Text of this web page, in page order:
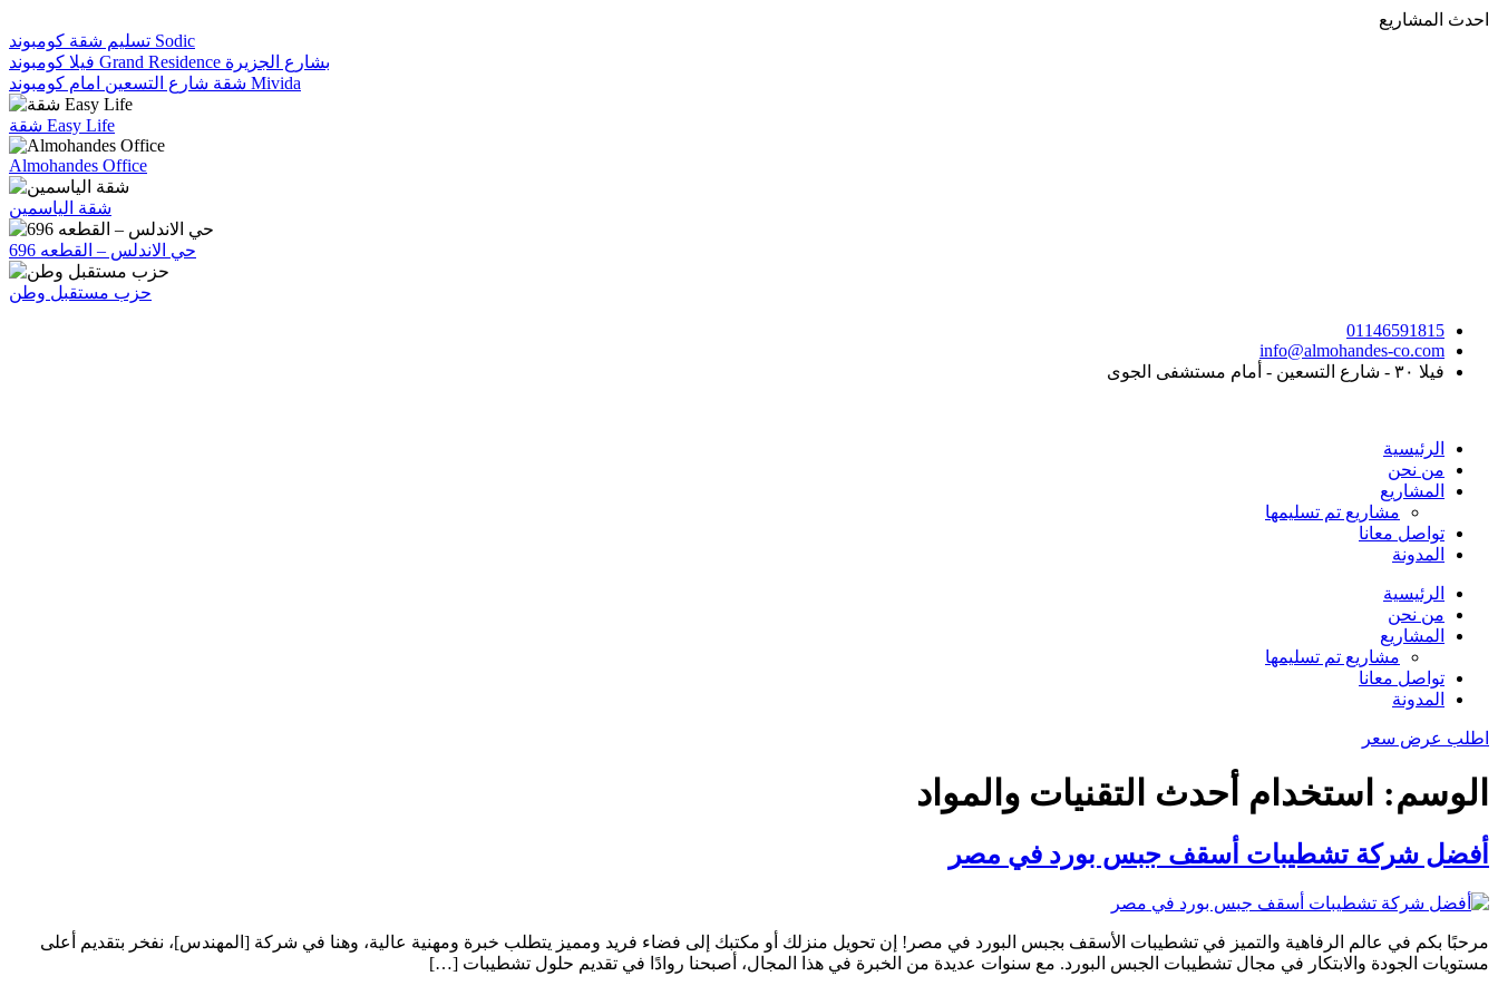
Skip
احدث المشاريع
تسليم شقة كومبوند Sodic
فيلا كومبوند Grand Residence بشارع الجزيرة
شقة شارع التسعين امام كومبوند Mivida
شقة Easy Life
Almohandes Office
شقة الياسمين
حي الاندلس – القطعه 696
حزب مستقبل وطن
01146591815
info@almohandes-co.com
فيلا ٣٠ - شارع التسعين - أمام مستشفى الجوى
الرئيسية
من نحن
المشاريع
مشاريع تم تسليمها
تواصل معانا
المدونة
الرئيسية
من نحن
المشاريع
مشاريع تم تسليمها
تواصل معانا
المدونة
اطلب عرض سعر
الوسم: استخدام أحدث التقنيات والمواد
أفضل شركة تشطيبات أسقف جبس بورد في مصر
مرحبًا بكم في عالم الرفاهية والتميز في تشطيبات الأسقف بجبس البورد في مصر! إن تحويل منزلك أو مكتبك إلى فضاء فريد ومميز يتطلب خبرة ومهنية عالية، وهنا في شركة [المهندس]، نفخر بتقديم أعلى
مستويات الجودة والابتكار في مجال تشطيبات الجبس البورد. مع سنوات عديدة من الخبرة في هذا المجال، أصبحنا روادًا في تقديم حلول تشطيبات […]